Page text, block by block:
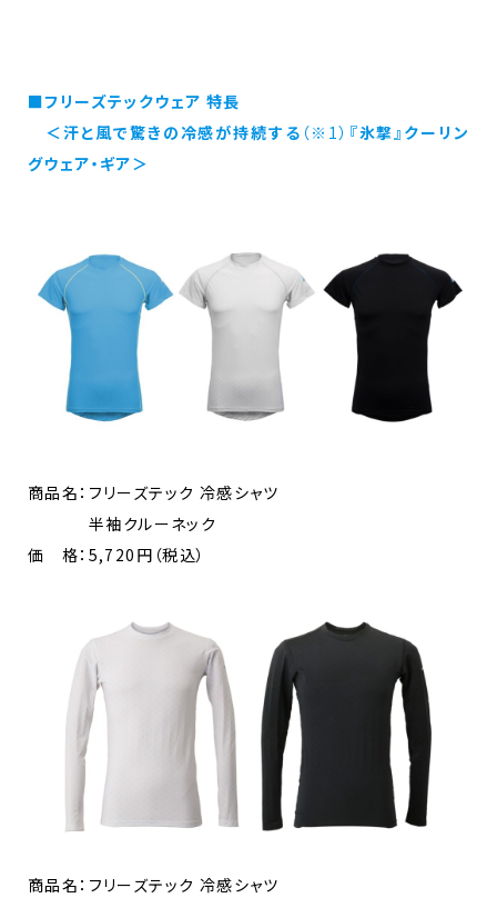
■フリーズテックウェア 特長
＜汗と風で驚きの冷感が持続する （※1） 『氷撃』クーリン
グウェア・ギア＞
商品名：フリーズテック 冷感シャツ
半袖クルーネック
価 格：5,720円（税込）
商品名：フリーズテック 冷感シャツ